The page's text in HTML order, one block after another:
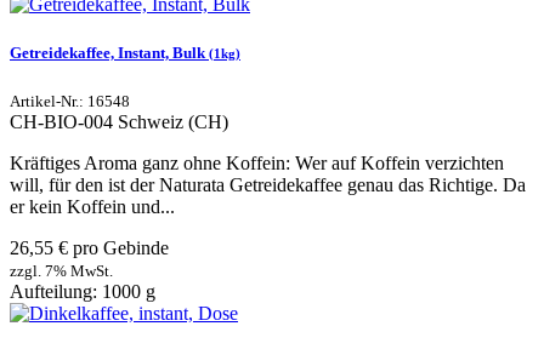
Getreidekaffee, Instant, Bulk (1kg)
Artikel-Nr.: 16548
CH-BIO-004 Schweiz (CH)
Kräftiges Aroma ganz ohne Koffein: Wer auf Koffein verzichten
will, für den ist der Naturata Getreidekaffee genau das Richtige. Da
er kein Koffein und...
26,55 € pro Gebinde
zzgl. 7% MwSt.
Aufteilung: 1000 g